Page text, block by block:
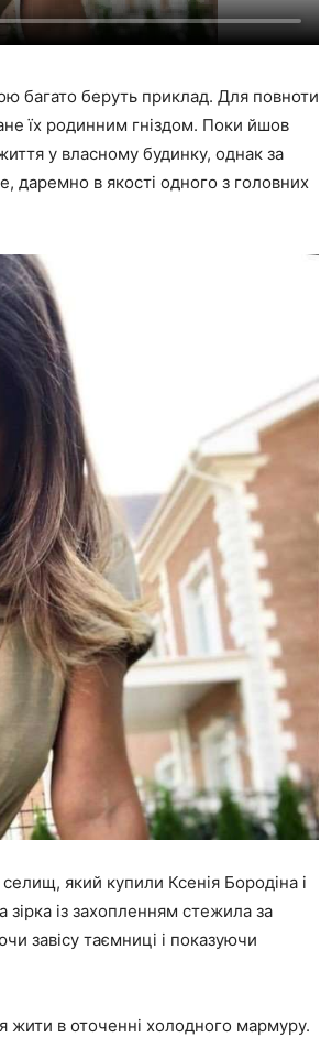
багато беруть приклад. Для повноти
їх родинним гніздом. Поки йшов
у власному будинку, однак за
даремно в якості одного з головних
який купили Ксенія Бородіна і
із захопленням стежила за
завісу таємниці і показуючи
жити в оточенні холодного мармуру.